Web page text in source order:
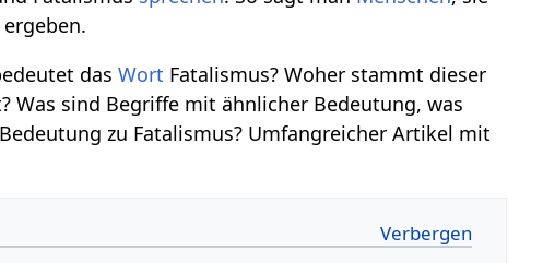
dasWort Fatalismus? Woher stammt dieser
Was sind Begriffe mit ähnlicher Bedeutung, was
zu Fatalismus? Umfangreicher Artikel mit